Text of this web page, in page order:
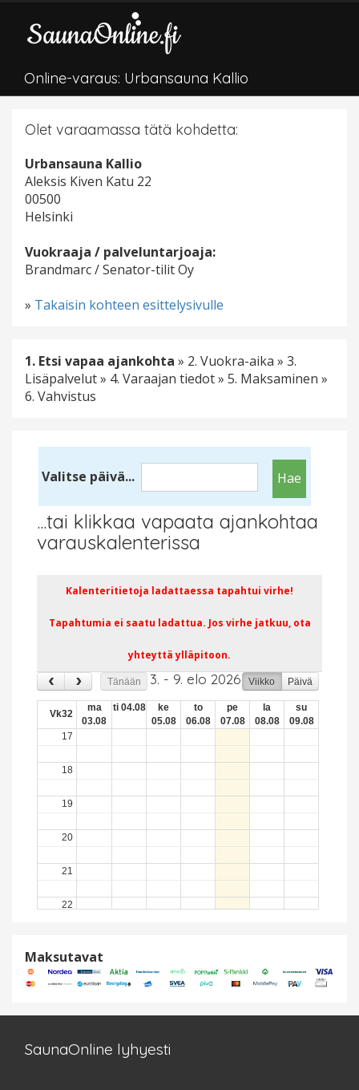
Online-varaus: Urbansauna Kallio
Olet varaamassa tätä kohdetta:
Urbansauna Kallio
Aleksis Kiven Katu 22
00500
Helsinki
Vuokraaja / palveluntarjoaja:
Brandmarc / Senator-tilit Oy
» Takaisin kohteen esittelysivulle
1. Etsi vapaa ajankohta » 2. Vuokra-aika » 3.
Lisäpalvelut » 4. Varaajan tiedot » 5. Maksaminen »
6. Vahvistus
Valitse päivä...
...tai klikkaa vapaata ajankohtaa
varauskalenterissa
Kalenteritietoja ladattaessa tapahtui virhe!
Tapahtumia ei saatu ladattua. Jos virhe jatkuu, ota
yhteyttä ylläpitoon.
Tänään 3. - 9. elo 2026 Viikko Päivä
Vk32
ma
03.08
ti 04.08
ke
05.08
to
06.08
pe
07.08
la
08.08
su
09.08
16
17
18
19
20
21
22
Maksutavat
SaunaOnline lyhyesti